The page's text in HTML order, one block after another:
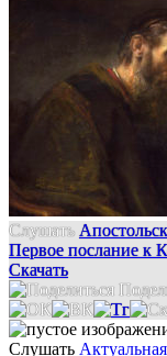
Слушать
Первое послание к
Скачать
Слушать